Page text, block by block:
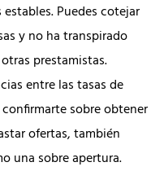
Puedes cotejar
y no ha transpirado
prestamistas.
entre las tasas de
sobre obtener
ofertas, también
una sobre apertura.